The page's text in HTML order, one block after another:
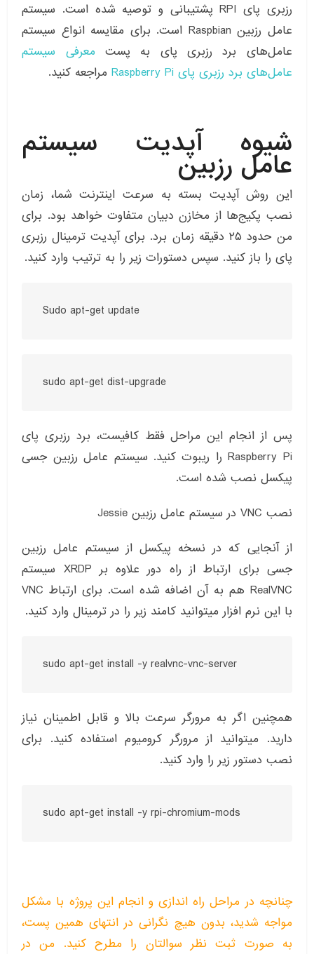
رزبری پای RPI پشتیبانی و توصیه شده است. سیستم
عامل رزبین Raspbian است. برای مقایسه انواع سیستم
عامل‌های برد رزبری پای به پست معرفی سیستم
عامل‌های برد رزبری پای Raspberry Pi
مراجعه کنید.
شیوه آپدیت سیستم
عامل رزبین
این روش آپدیت بسته به سرعت اینترنت شما، زمان
نصب پکیج‌ها از مخازن دبیان متفاوت خواهد بود. برای
من حدود ۲۵ دقیقه زمان برد. برای آپدیت ترمینال رزبری
پای را باز کنید. سپس دستورات زیر را به ترتیب وارد کنید.
Sudo apt-get update
sudo apt-get dist-upgrade
پس از انجام این مراحل فقط کافیست، برد رزبری پای
Raspberry Pi را ریبوت کنید. سیستم عامل رزبین جسی
پیکسل نصب شده است.
نصب VNC در سیستم عامل رزبین Jessie
از آنجایی که در نسخه پیکسل از سیستم عامل رزبین
جسی برای ارتباط از راه دور علاوه بر XRDP سیستم
RealVNC هم به آن اضافه شده است. برای ارتباط VNC
با این نرم افزار میتوانید کامند زیر را در ترمینال وارد کنید.
sudo apt-get install -y realvnc-vnc-server
همچنین اگر به مرورگر سرعت بالا و قابل اطمینان نیاز
دارید. میتوانید از مرورگر کرومیوم استفاده کنید. برای
نصب دستور زیر را وارد کنید.
چنانچه در مراحل راه اندازی و انجام این پروژه با مشکل
مواجه شدید، بدون هیچ نگرانی در انتهای همین پست،
به صورت ثبت نظر سوالتان را مطرح کنید. من در